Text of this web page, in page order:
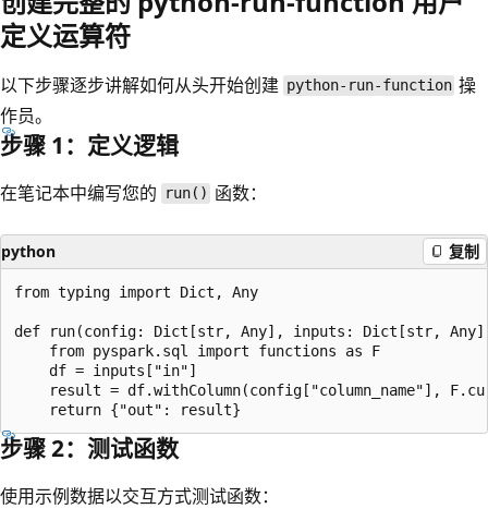
定义运算符
以下步骤逐步讲解如何从头开始创建 python-run-function 操
作员。
步骤 1：定义逻辑
在笔记本中编写您的 run() 函数：
python 复制
from typing import Dict, Any
def run(config: Dict[str, Any], inputs: Dict[str,
    from pyspark.sql import functions as F
    df = inputs["in"]
result = df.withColumn(config["column_name"],
步骤 2：测试函数
使用示例数据以交互方式测试函数：